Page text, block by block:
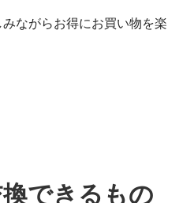
ながらお得にお買い物を楽
できるもの